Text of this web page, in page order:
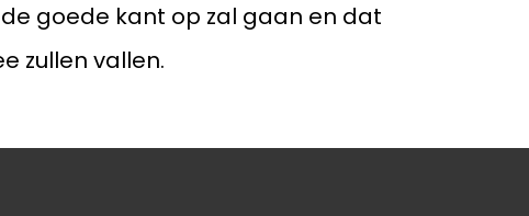
Het is weer tijd voor
goede kant op zal gaan en dat
zullen vallen.